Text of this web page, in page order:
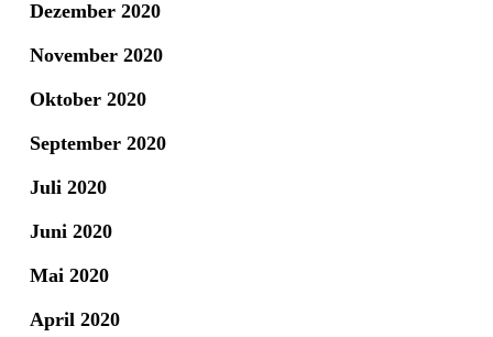
Dezember 2020
November 2020
Oktober 2020
September 2020
Juli 2020
Juni 2020
Mai 2020
April 2020